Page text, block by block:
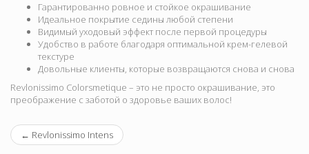
Гарантированно ровное и стойкое окрашивание
Идеальное покрытие седины любой степени
Видимый уходовый эффект после первой процедуры
Удобство в работе благодаря оптимальной крем-гелевой
текстуре
Довольные клиенты, которые возвращаются снова и снова
Revlonissimo Colorsmetique – это не просто окрашивание, это
преображение с заботой о здоровье ваших волос!
← Revlonissimo Intens